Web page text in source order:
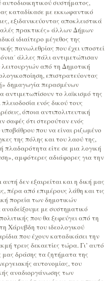
συστήματος,
καταδίκασε με εκκωφαντικό
εξιδανικεύοντας αποκλειστικά
πρακτικές» άλλων Δήμων
ιδιαίτερο μέγεθος της
πανωλεθρίας που έχει υποστεί
άλλες πάλι αντιμετώπισαν
από τη Δημοτική
επιστρατεύοντας
δημαγωγία περασμένων
το λαϊκισμό της
ενός δικού τους
όποια αντιπολιτευτική
σαφές ότι στερούταν ενός
που να είναι ριζωμένο
της πόλης και του λαού της,
πλαδαρότητα είτε σε μια λογική
αμφότερες αδιάφορες για την
αυτή δεν εξαιρείται και η δική μας
από επιμέρους λάθη και τις
πορεία των δημοτικών
με συστηματικό
που θα ξεφεύγει από τη
Χάρυβδη του ιδεολογικού
που έχουν καταδικάσει την
τρεις δεκαετίες τώρα. Γι’ αυτό
μας δράσης τα ζητήματα της
αυτονομίας, του
αναδιοργάνωσης των